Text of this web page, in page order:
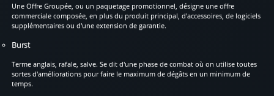
Une Offre Groupée, ou un paquetage promotionnel, désigne une offre
commerciale composée, en plus du produit principal, d'accessoires, de logiciels
supplémentaires ou d'une extension de garantie.
Burst
Terme anglais, rafale, salve. Se dit d'une phase de combat où on utilise toutes
sortes d'améliorations pour faire le maximum de dégâts en un minimum de
temps.